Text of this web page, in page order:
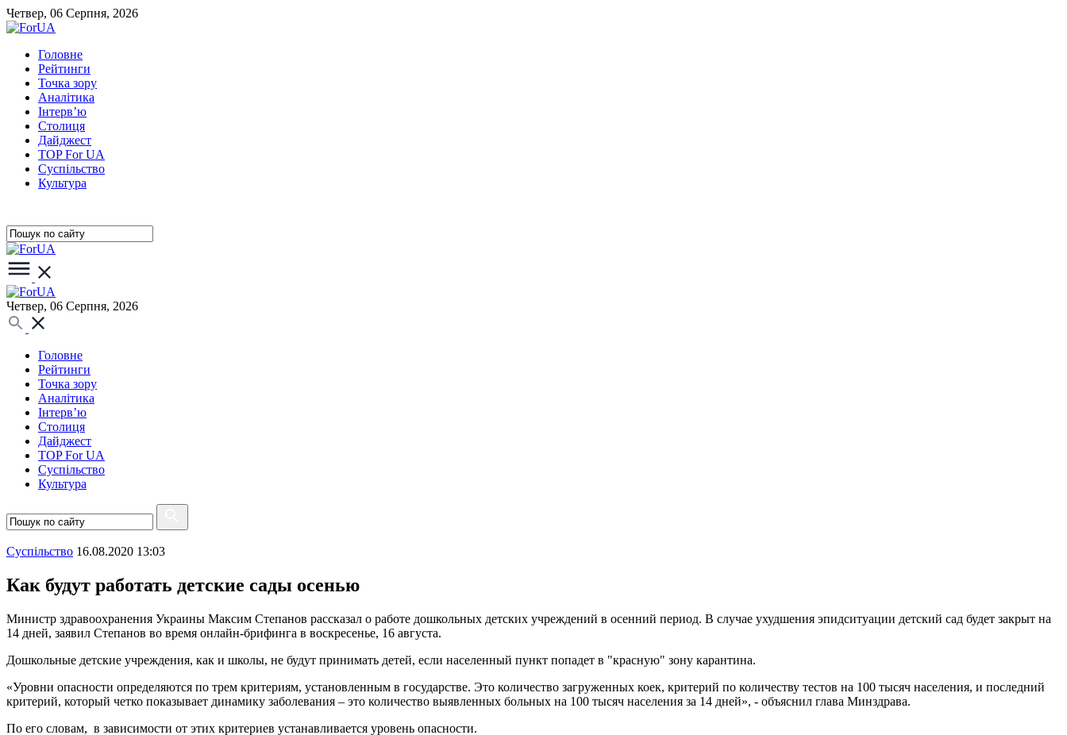
Четвер, 06 Серпня, 2026
Головне
Рейтинги
Точка зору
Аналітика
Інтерв’ю
Столиця
Дайджест
TOP For UA
Суспiльство
Культура
Четвер, 06 Серпня, 2026
Головне
Рейтинги
Точка зору
Аналітика
Інтерв’ю
Столиця
Дайджест
TOP For UA
Суспiльство
Культура
Суспiльство 16.08.2020 13:03
Как будут работать детские сады осенью
Министр здравоохранения Украины Максим Степанов рассказал о работе дошкольных детских учреждений в осенний период. В случае ухудшения эпидситуации детский сад будет закрыт на
14 дней, заявил Степанов во время онлайн-брифинга в воскресенье, 16 августа.
Дошкольные детские учреждения, как и школы, не будут принимать детей, если населенный пункт попадет в "красную" зону карантина.
«Уровни опасности определяются по трем критериям, установленным в государстве. Это количество загруженных коек, критерий по количеству тестов на 100 тысяч населения, и последний
критерий, который четко показывает динамику заболевания – это количество выявленных больных на 100 тысяч населения за 14 дней», - объяснил глава Минздрава.
По его словам, в зависимости от этих критериев устанавливается уровень опасности.